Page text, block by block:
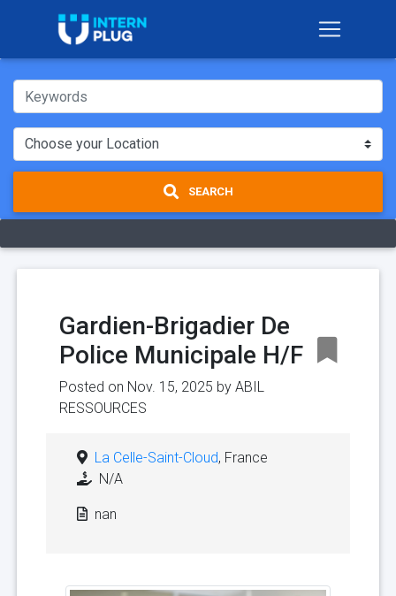
SEARCH
Gardien-Brigadier De
Police Municipale H/F
Posted on Nov. 15, 2025 by ABIL
RESSOURCES
La Celle-Saint-Cloud, France
N/A
nan